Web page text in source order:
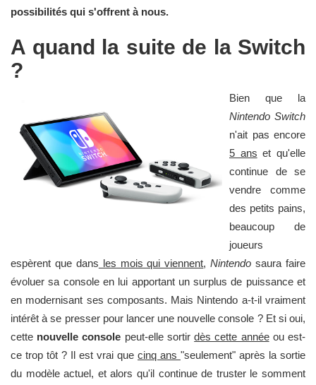
possibilités qui s'offrent à nous.
A quand la suite de la Switch
?
Bien que la
Nintendo Switch
n'ait pas encore
5 ans et qu'elle
continue de se
vendre comme
des petits pains,
beaucoup de
joueurs
espèrent que dans les mois qui viennent,Nintendo saura faire
évoluer sa console en lui apportant un surplus de puissance et
en modernisant ses composants. Mais Nintendo a-t-il vraiment
intérêt à se presser pour lancer une nouvelle console ? Et si oui,
cette nouvelle console peut-elle sortirdès cette annéeou est-
ce trop tôt ? Il est vrai que cinq ans "seulement" après la sortie
du modèle actuel, et alors qu'il continue de truster le somment